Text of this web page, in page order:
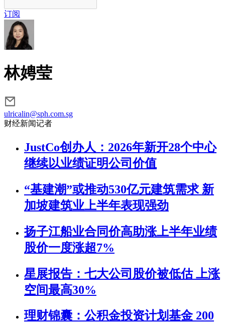
订阅
林娉莹
ulricalin@sph.com.sg
财经新闻记者
JustCo创办人：2026年新开28个中心
继续以业绩证明公司价值
“基建潮”或推动530亿元建筑需求 新
加坡建筑业上半年表现强劲
扬子江船业合同价高助涨上半年业绩
股价一度涨超7%
星展报告：七大公司股价被低估 上涨
空间最高30%
理财锦囊：公积金投资计划基金 200